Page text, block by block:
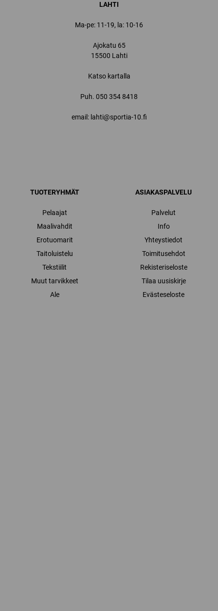
LAHTI
Ma-pe: 11-19, la: 10-16
Ajokatu 65
15500 Lahti
Katso kartalla
Puh. 050 354 8418
email: lahti@sportia-10.fi
TUOTERYHMÄT
Pelaajat
Maalivahdit
Erotuomarit
Taitoluistelu
Tekstiilit
Muut tarvikkeet
Ale
ASIAKASPALVELU
Palvelut
Info
Yhteystiedot
Toimitusehdot
Rekisteriseloste
Tilaa uusiskirje
Evästeseloste